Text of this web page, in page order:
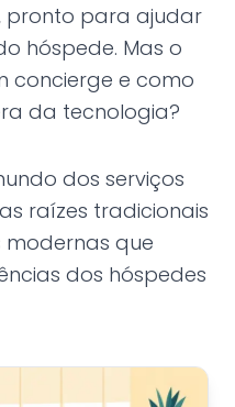
pronto para ajudar
hóspede. Mas o
concierge e como
da tecnologia?
dos serviços
raízes tradicionais
modernas que
dos hóspedes